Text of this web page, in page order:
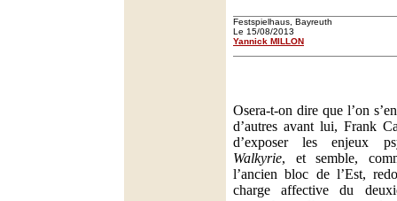
Festspielhaus, Bayreuth
Le 15/08/2013
Yannick MILLON
Osera-t-on dire que l’on
d’autres avant lui, Frank
d’exposer les enjeux
Walkyrie, et semble,
l’ancien bloc de l’Est,
charge affective du